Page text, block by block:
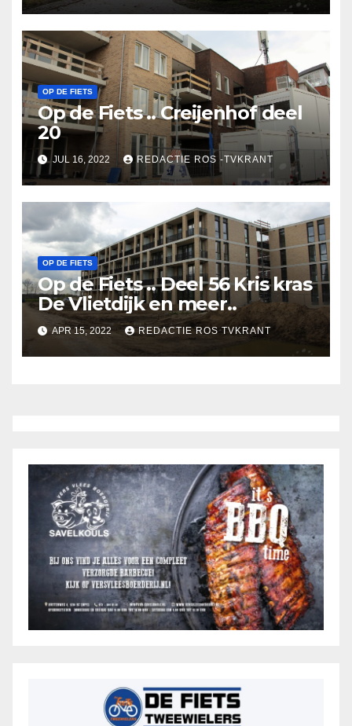
OP DE FIETS
Op de Fiets .. Creijenhof deel
20
JUL 16, 2022 REDACTIE ROS -TVKRANT
OP DE FIETS
Op de Fiets .. Deel 56 Kris kras
De Vlietdijk en meer..
APR 15, 2022 REDACTIE ROS TVKRANT